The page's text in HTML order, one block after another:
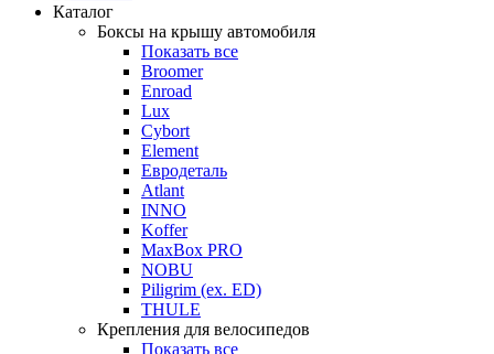
Каталог
Боксы на крышу автомобиля
Показать все
Broomer
Enroad
Lux
Cybort
Element
Евродеталь
Atlant
INNO
Koffer
MaxBox PRO
NOBU
Piligrim (ex. ED)
THULE
Крепления для велосипедов
Показать все